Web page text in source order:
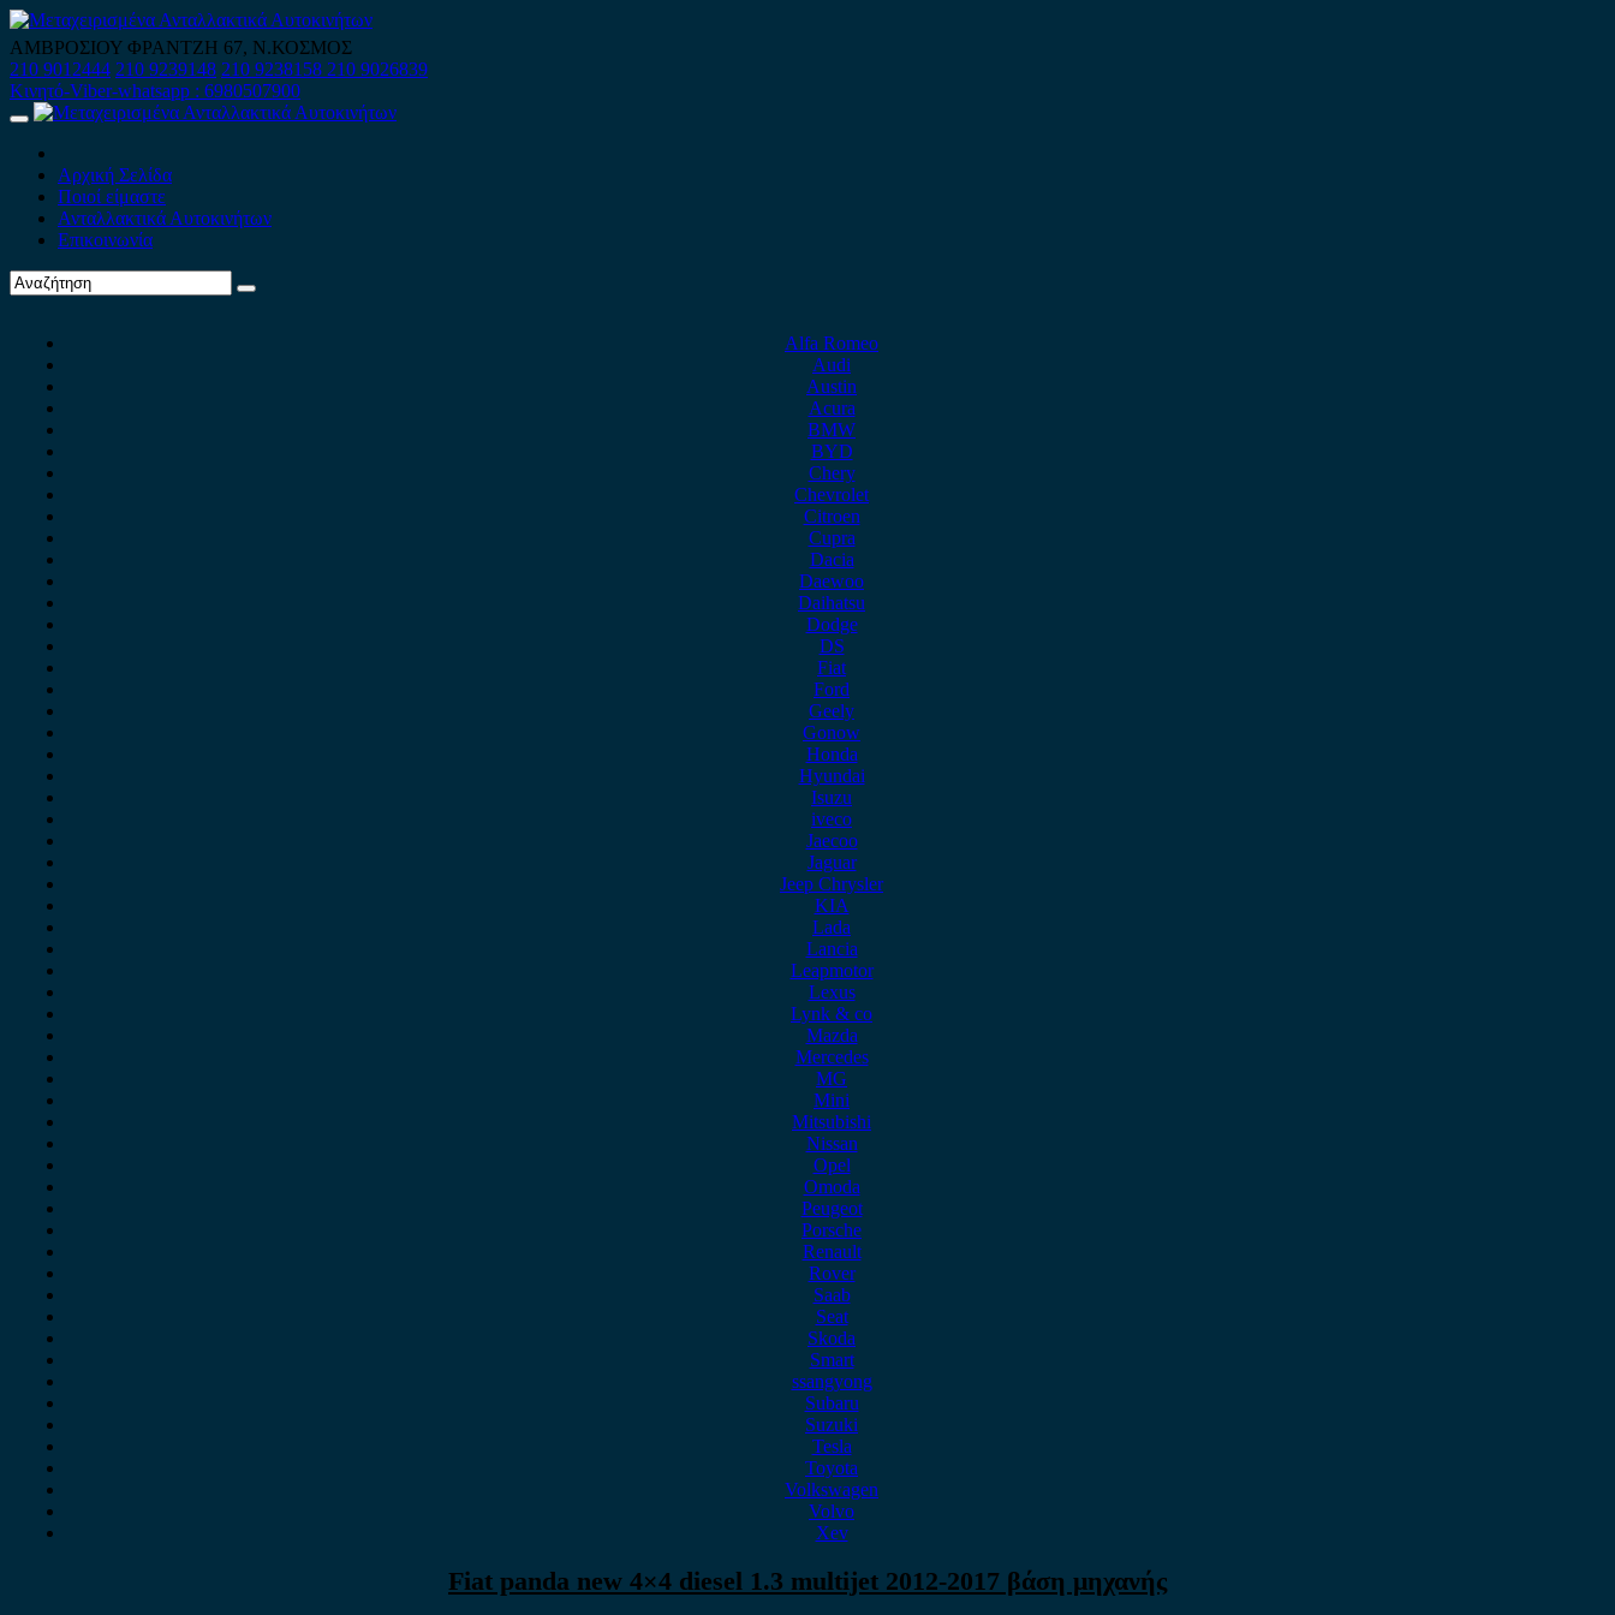
Skip
to
content
ΑΜΒΡΟΣΙΟΥ ΦΡΑΝΤΖΗ 67, Ν.ΚΟΣΜΟΣ
210 9012444 210 9239148 210 9238158 210 9026839
Κινητό-Viber-whatsapp : 6980507900
Primary
Αρχική Σελίδα
Ποιοί είμαστε
Ανταλλακτικά Αυτοκινήτων
Επικοινωνία
Alfa Romeo
Audi
Austin
Acura
BMW
BYD
Chery
Chevrolet
Citroen
Cupra
Dacia
Daewoo
Daihatsu
Dodge
DS
Fiat
Ford
Geely
Gonow
Honda
Hyundai
Isuzu
iveco
Jaecoo
Jaguar
Jeep Chrysler
KIA
Lada
Lancia
Leapmotor
Lexus
Lynk & co
Mazda
Mercedes
MG
Mini
Mitsubishi
Nissan
Opel
Omoda
Peugeot
Porsche
Renault
Rover
Saab
Seat
Skoda
Smart
ssangyong
Subaru
Suzuki
Tesla
Toyota
Volkswagen
Volvo
Xev
Fiat panda new 4×4 diesel 1.3 multijet 2012-2017 βάση μηχανής